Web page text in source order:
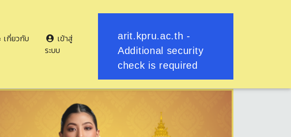
เกี่ยวกับ
เข้าสู่
ระบบ
ย้อนกลับ